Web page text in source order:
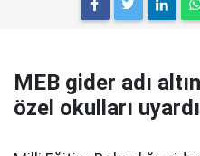
MEB gider adı
özel okulları